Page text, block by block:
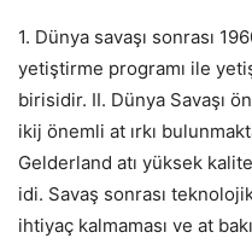
1. Dünya savaşı sonrası
yetiştirme programı ile
birisidir. II. Dünya Savaşı
ikij önemli at ırkı
Gelderland atı yüksek
idi. Savaş sonrası
ihtiyaç kalmaması ve at